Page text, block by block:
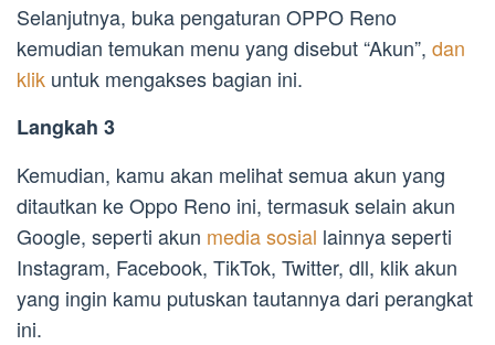
Selanjutnya, buka pengaturan OPPO Reno
kemudian temukan menu yang disebut “Akun”, dan
klik untuk mengakses bagian ini.
Langkah 3
Kemudian, kamu akan melihat semua akun yang
ditautkan ke Oppo Reno ini, termasuk selain akun
Google, seperti akun media sosial lainnya seperti
Instagram, Facebook, TikTok, Twitter, dll, klik akun
yang ingin kamu putuskan tautannya dari perangkat
ini.